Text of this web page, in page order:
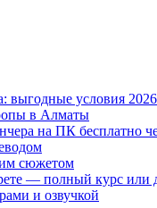
выгодные условия 2026
в Алматы
на ПК бесплатно
сюжетом
— полный курс или
и озвучкой